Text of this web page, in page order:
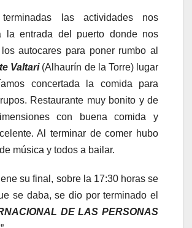
las actividades nos
la entrada del puerto donde nos
autocares para poner rumbo al
Valtari(Alhaurín de la Torre) lugar
concertada la comida para
Restaurante muy bonito y de
con buena comida y
Al terminar de comer hubo
música y todos a bailar.
su final, sobre la 17:30 horas se
se daba, se dio por terminado el
DE LAS PERSONAS